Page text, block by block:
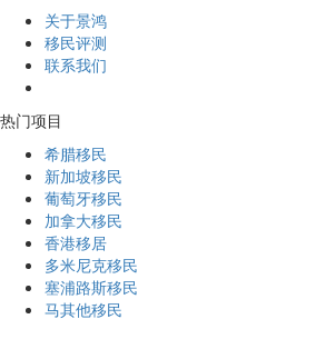
关于景鸿
移民评测
联系我们
热门项目
希腊移民
新加坡移民
葡萄牙移民
加拿大移民
香港移居
多米尼克移民
塞浦路斯移民
马其他移民